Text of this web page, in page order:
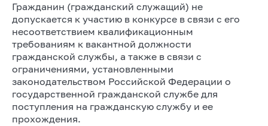
Гражданин (гражданский служащий) не
допускается к участию в конкурсе в связи с его
несоответствием квалификационным
требованиям к вакантной должности
гражданской службы, а также в связи с
ограничениями, установленными
законодательством Российской Федерации о
государственной гражданской службе для
поступления на гражданскую службу и ее
прохождения.